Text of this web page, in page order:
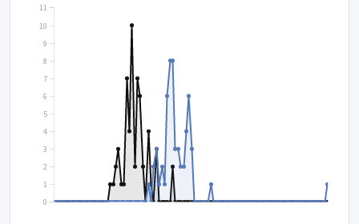
0
1
2
3
4
5
6
7
8
9
10
11